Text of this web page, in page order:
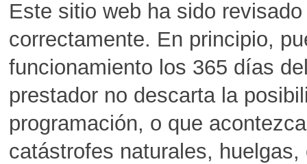
Este sitio web ha sido
correctamente. En principio,
funcionamiento los 365 días
prestador no descarta la
programación, o que
catástrofes naturales,